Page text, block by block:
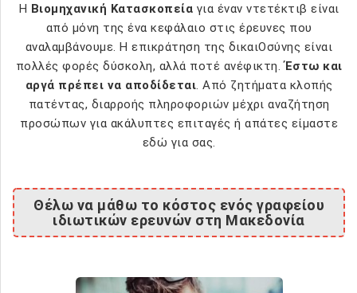
Η Βιομηχανική Κατασκοπεία για έναν ντετέκτιβ είναι
από μόνη της ένα κεφάλαιο στις έρευνες που
αναλαμβάνουμε. Η επικράτηση της δικαιΟσύνης είναι
πολλές φορές δύσκολη, αλλά ποτέ ανέφικτη.Έστω και
αργά πρέπει να αποδίδεται . Από ζητήματα κλοπής
πατέντας, διαρροής πληροφοριών μέχρι αναζήτηση
προσώπων για ακάλυπτες επιταγές ή απάτες είμαστε
εδώ για σας.
Θέλω να μάθω το κόστος ενός γραφείου
ιδιωτικών ερευνών στη Μακεδονία